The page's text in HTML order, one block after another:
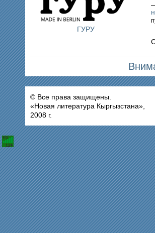
ГУРУ
© Все права защищены.
«Новая литература Кыргызстана»,
2008 г.